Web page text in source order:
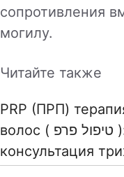
сопротивления
могилу.
Читайте также
PRP (ПРП)
волос ( טיפול פרפ ): кому она может подойти и почему
консультация